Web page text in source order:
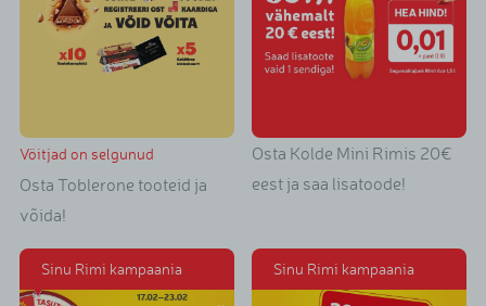
Võitjad on selgunud
Osta Toblerone tooteid ja
võida!
Osta Kolde Mini Rimis 20€
eest ja saa lisatoode!
Sinu Rimi kampaania Sinu Rimi kampaania